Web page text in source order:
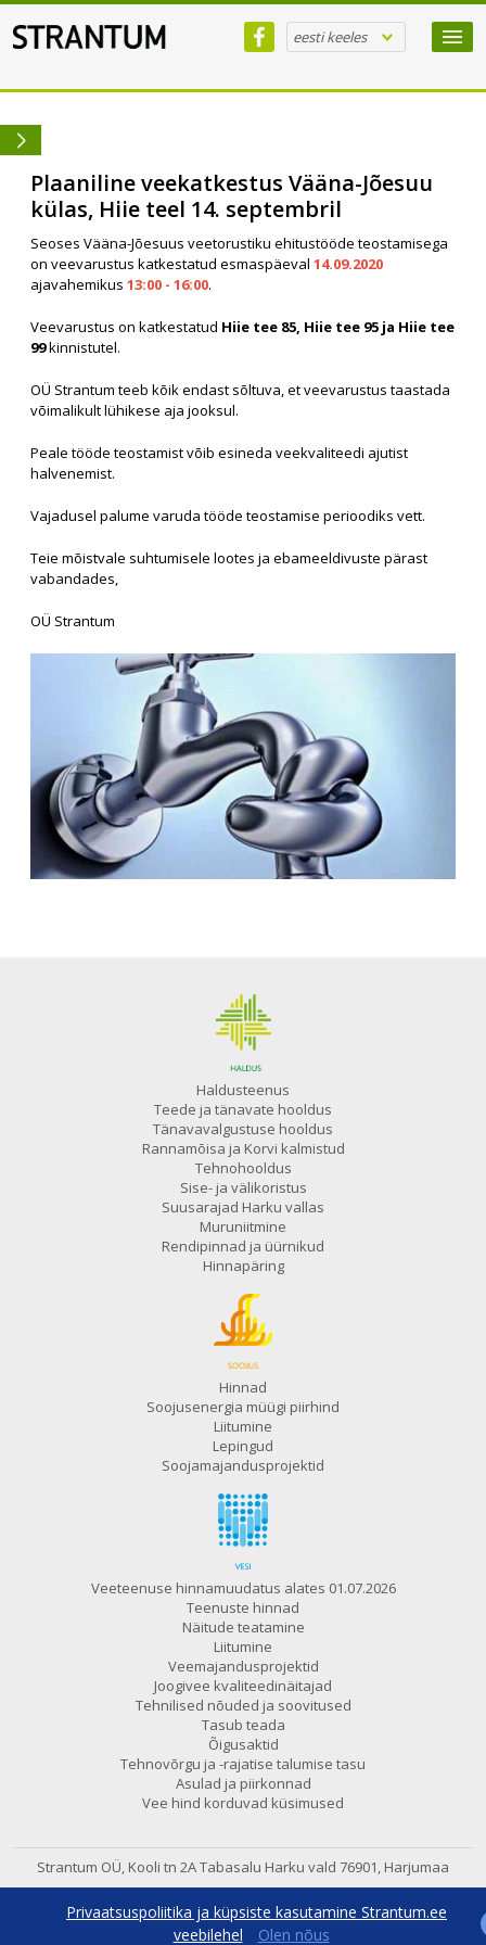
Privaatsuspoliitika ja küpsiste kasutamine Strantum.ee
veebilehel
Olen nõus
eesti keeles
Plaaniline veekatkestus Vääna-Jõesuu
külas, Hiie teel 14. septembril
Seoses Vääna-Jõesuus veetorustiku ehitustööde teostamisega
on veevarustus katkestatud esmaspäeval 14.09.2020
ajavahemikus 13:00 - 16:00.
Veevarustus on katkestatud Hiie tee 85, Hiie tee 95 ja Hiie tee
99kinnistutel.
OÜ Strantum teeb kõik endast sõltuva, et veevarustus taastada
võimalikult lühikese aja jooksul.
Peale tööde teostamist võib esineda veekvaliteedi ajutist
halvenemist.
Vajadusel palume varuda tööde teostamise perioodiks vett.
Teie mõistvale suhtumisele lootes ja ebameeldivuste pärast
vabandades,
OÜ Strantum
Haldusteenus
Teede ja tänavate hooldus
Tänavavalgustuse hooldus
Rannamõisa ja Korvi kalmistud
Tehnohooldus
Sise- ja välikoristus
Suusarajad Harku vallas
Muruniitmine
Rendipinnad ja üürnikud
Hinnapäring
Hinnad
Soojusenergia müügi piirhind
Liitumine
Lepingud
Soojamajandusprojektid
Veeteenuse hinnamuudatus alates 01.07.2026
Teenuste hinnad
Näitude teatamine
Liitumine
Veemajandusprojektid
Joogivee kvaliteedinäitajad
Tehnilised nõuded ja soovitused
Tasub teada
Õigusaktid
Tehnovõrgu ja -rajatise talumise tasu
Asulad ja piirkonnad
Vee hind korduvad küsimused
Strantum OÜ, Kooli tn 2A Tabasalu Harku vald 76901, Harjumaa
600 780024h avaritelefon